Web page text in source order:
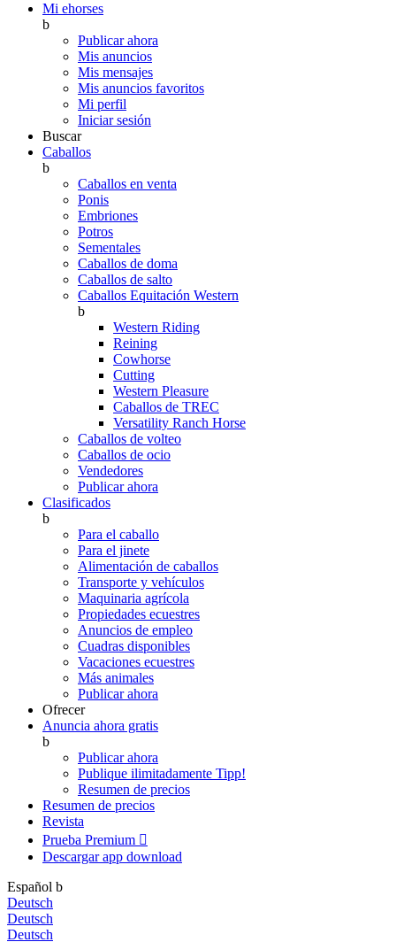
Mi ehorses
b
Publicar ahora
Mis anuncios
Mis mensajes
Mis anuncios favoritos
Mi perfil
Iniciar sesión
Buscar
Caballos
b
Caballos en venta
Ponis
Embriones
Potros
Sementales
Caballos de doma
Caballos de salto
Caballos Equitación Western
b
Western Riding
Reining
Cowhorse
Cutting
Western Pleasure
Caballos de TREC
Versatility Ranch Horse
Caballos de volteo
Caballos de ocio
Vendedores
Publicar ahora
Clasificados
b
Para el caballo
Para el jinete
Alimentación de caballos
Transporte y vehículos
Maquinaria agrícola
Propiedades ecuestres
Anuncios de empleo
Cuadras disponibles
Vacaciones ecuestres
Más animales
Publicar ahora
Ofrecer
Anuncia ahora gratis
b
Publicar ahora
Publique ilimitadamente Tipp!
Resumen de precios
Resumen de precios
Revista
Prueba Premium 
Descargar app download
Español b
Deutsch
Deutsch
Deutsch